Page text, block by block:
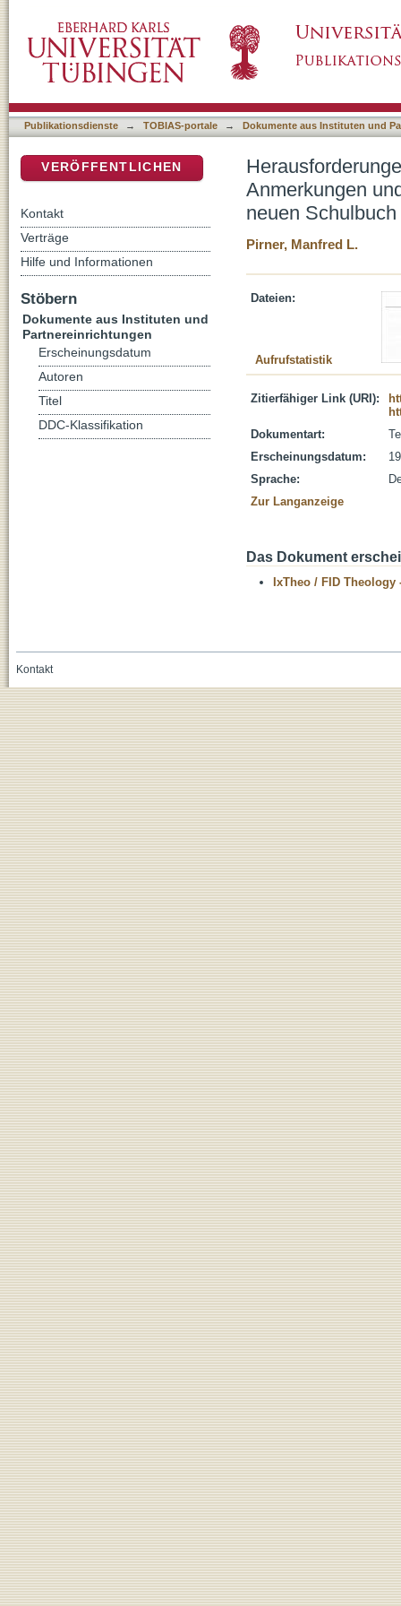
Anregungen zur Arbeit mit dem neuen
Publikationsdienste → TOBIAS-portale → Dokumente aus Instituten und
Anmerkungen
neuen
Pirner, Manfred L.
Dateien:
Aufrufstatistik
Zitierfähiger Link (URI):
Dokumentart:
Erscheinungsdatum:
Sprache:
Zur Langanzeige
Das Dokument
IxTheo / FID Theology
VERÖFFENTLICHEN
Kontakt
Verträge
Hilfe und Informationen
Stöbern
Dokumente aus Instituten und
Partnereinrichtungen
Erscheinungsdatum
Autoren
Titel
DDC-Klassifikation
Kontakt